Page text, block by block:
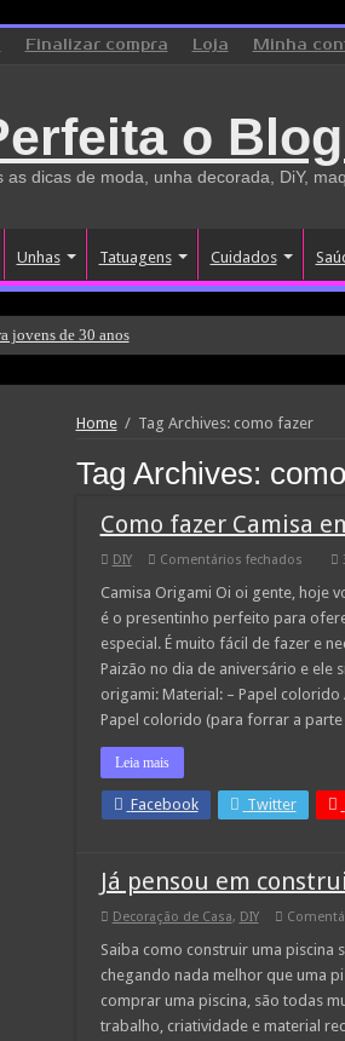
Finalizar compra Loja Minha
o
as dicas de moda, unha decorada, DiY,
Unhas Tatuagens Cuidados
jovens de 30 anos
Home / Tag Archives: como fazer
Tag Archives:
Como fazer Camisa
DIY Comentários fechadosem
fazer
Camisa
em
Camisa Origami Oi oi gente, hoje
é o presentinho perfeito para
especial. É muito fácil de fazer e
Paizão no dia de aniversário e ele
origami: Material: – Papel colorido
Papel colorido (para forrar a
Leia mais
Facebook Twitter
Já pensou em
Decoração de Casa, DIY
Saiba como construir uma piscina
chegando nada melhor que uma
comprar uma piscina, são todas
trabalho, criatividade e material